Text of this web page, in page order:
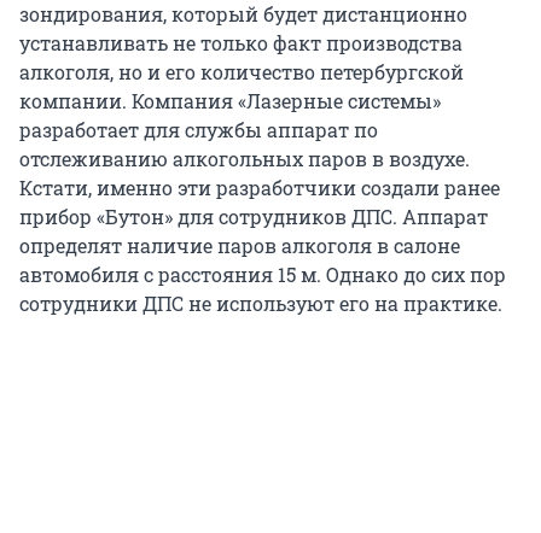
зондирования, который будет дистанционно
устанавливать не только факт производства
алкоголя, но и его количество петербургской
компании. Компания «Лазерные системы»
разработает для службы аппарат по
отслеживанию алкогольных паров в воздухе.
Кстати, именно эти разработчики создали ранее
прибор «Бутон» для сотрудников ДПС. Аппарат
определят наличие паров алкоголя в салоне
автомобиля с расстояния 15 м. Однако до сих пор
сотрудники ДПС не используют его на практике.